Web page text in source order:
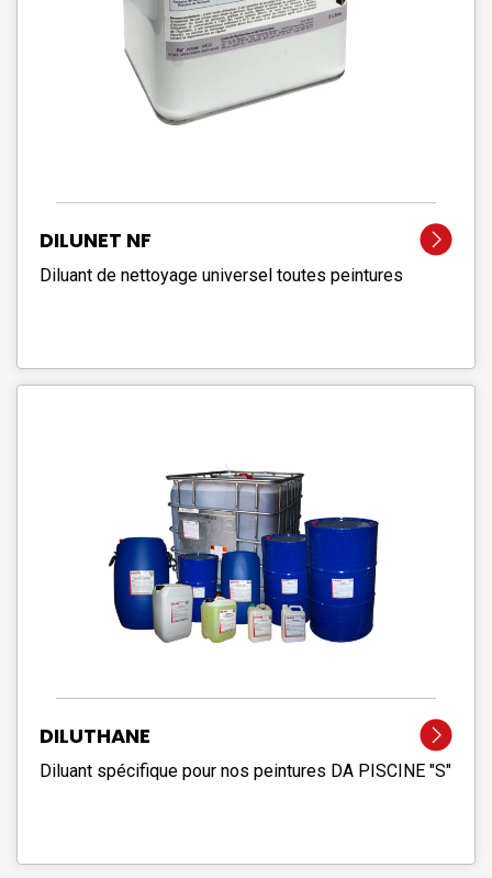
DILUNET NF
Diluant de nettoyage universel toutes peintures
DILUTHANE
Diluant spécifique pour nos peintures DA PISCINE "S"